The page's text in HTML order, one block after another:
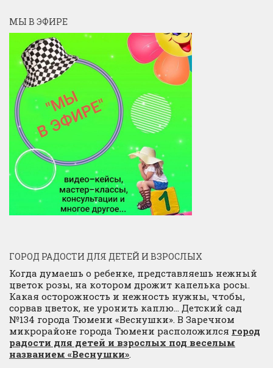
МЫ В ЭФИРЕ
ГОРОД РАДОСТИ ДЛЯ ДЕТЕЙ И ВЗРОСЛЫХ
Когда думаешь о ребенке, представляешь нежный
цветок розы, на котором дрожит капелька росы.
Какая осторожность и нежность нужны, чтобы,
сорвав цветок, не уронить каплю… Детский сад
№134 города Тюмени «Веснушки». В Заречном
микрорайоне города Тюмени расположился город
радости для детей и взрослых под веселым
названием «Веснушки».